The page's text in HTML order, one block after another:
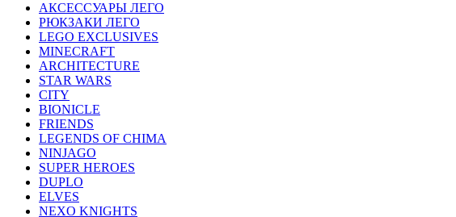
АКСЕССУАРЫ ЛЕГО
РЮКЗАКИ ЛЕГО
LEGO EXCLUSIVES
MINECRAFT
ARCHITECTURE
STAR WARS
CITY
BIONICLE
FRIENDS
LEGENDS OF CHIMA
NINJAGO
SUPER HEROES
DUPLO
ELVES
NEXO KNIGHTS